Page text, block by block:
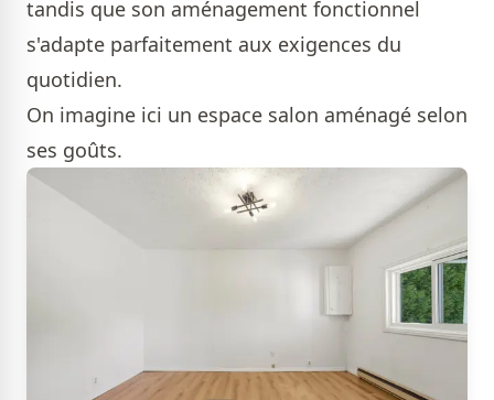
tandis que son aménagement fonctionnel
s'adapte parfaitement aux exigences du
quotidien.
On imagine ici un espace salon aménagé selon
ses goûts.